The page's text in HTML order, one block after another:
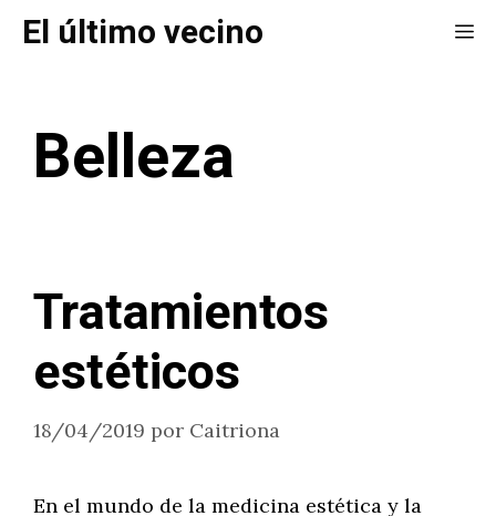
SaltarEl último vecino
Belleza
Tratamientos
estéticos
18/04/2019 por Caitriona
En el mundo de la medicina estética y la